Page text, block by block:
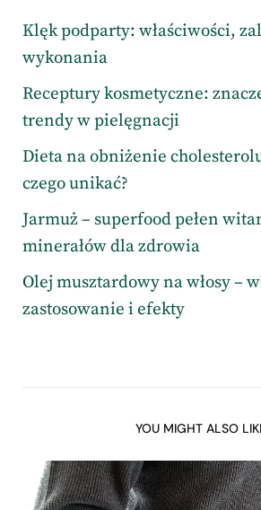
Klęk podparty: właściwości,
wykonania
Receptury kosmetyczne:
trendy w pielęgnacji
Dieta na obniżenie
czego unikać?
Jarmuż – superfood pełen
minerałów dla zdrowia
Olej musztardowy na włosy –
zastosowanie i efekty
YOU MIGHT ALSO